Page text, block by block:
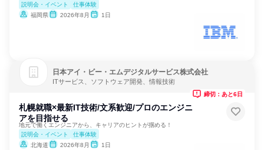
説明会・イベント
仕事体験
福岡県
2026年8月 1日
日本アイ・ビー・エムデジタルサービス株式会社
ITサービス、ソフトウェア開発、情報技術
札幌就職×最新IT技術/文系歓迎/プロのエンジニ
アを目指せる
地元で働くエンジニアから、キャリアのヒントが掴める！
説明会・イベント
仕事体験
北海道
2026年8月 1日
締切：あと6日